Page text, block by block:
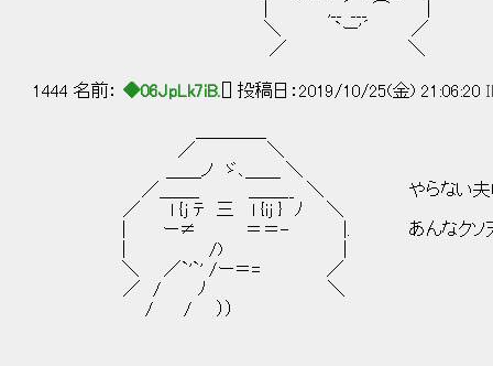
＼ `ー'´ ／
／ ＼
1444 名前： ◆06JpLk7iB. [] 投稿日：2019/10/25(金) 21:06:20
／ ＼
＿＿ノ ゞ､＿＿ ＼
／＿＿_ ＿＿__ ＼ やらない夫はもうすっ
／ l {j ﾃ 三 l {ij } ﾉ ＼
| ー≠ ＝＝- |. あんなクソ天使共の親
| /) |
＼ ／`'`' /ー＝= ／
／ / ﾉ ＼
/ / ））